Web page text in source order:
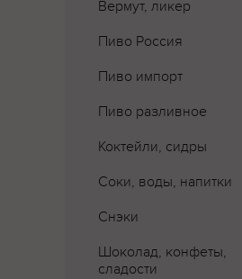
Вермут, ликер
Пиво Россия
Пиво импорт
Пиво разливное
Коктейли, сидры
Соки, воды, напитки
Снэки
Шоколад, конфеты,
сладости